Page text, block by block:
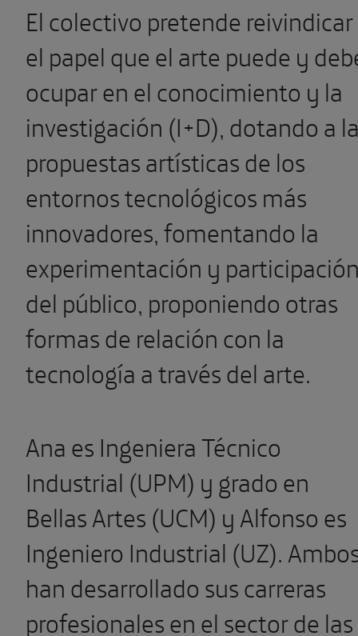
El colectivo pretende reivindicar
el papel que el arte puede y
ocupar en el conocimiento y la
investigación (I+D), dotando a
propuestas artísticas de los
entornos tecnológicos más
innovadores, fomentando la
experimentación y
del público, proponiendo otras
formas de relación con la
tecnología a través del arte.
Ana es Ingeniera Técnico
Industrial (UPM) y grado en
Bellas Artes (UCM) y Alfonso es
Ingeniero Industrial (UZ).
han desarrollado sus carreras
profesionales en el sector de las